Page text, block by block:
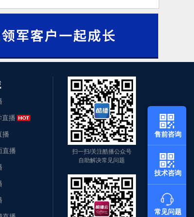
直播
播
直播
扫一扫/关注酷播公众号
自助解决常见问题
售前咨询
技术咨询
常见问题